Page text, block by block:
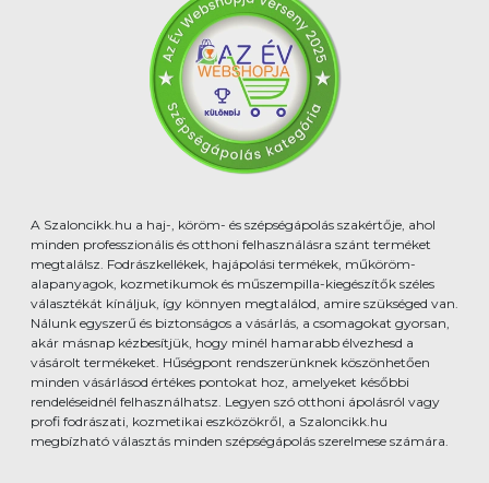
A Szaloncikk.hu a haj-, köröm- és szépségápolás szakértője, ahol
minden professzionális és otthoni felhasználásra szánt terméket
megtalálsz. Fodrászkellékek, hajápolási termékek, műköröm-
alapanyagok, kozmetikumok és műszempilla-kiegészítők széles
választékát kínáljuk, így könnyen megtalálod, amire szükséged van.
Nálunk egyszerű és biztonságos a vásárlás, a csomagokat gyorsan,
akár másnap kézbesítjük, hogy minél hamarabb élvezhesd a
vásárolt termékeket. Hűségpont rendszerünknek köszönhetően
minden vásárlásod értékes pontokat hoz, amelyeket későbbi
rendeléseidnél felhasználhatsz. Legyen szó otthoni ápolásról vagy
profi fodrászati, kozmetikai eszközökről, a Szaloncikk.hu
megbízható választás minden szépségápolás szerelmese számára.